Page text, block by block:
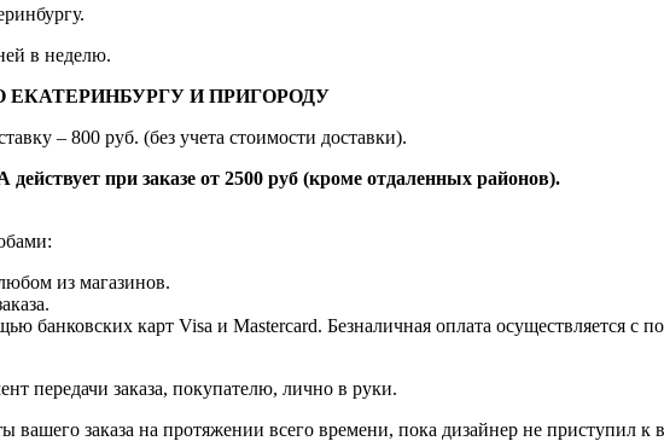
в неделю.
И ПРИГОРОДУ
– 800 руб. (без учета стоимости доставки).
при заказе от 2500 руб (кроме отдаленных районов).
из магазинов.
банковских карт Visa и Mastercard. Безналичная оплата
передачи заказа, покупателю, лично в руки.
вашего заказа на протяжении всего времени, пока дизайнер не приступил